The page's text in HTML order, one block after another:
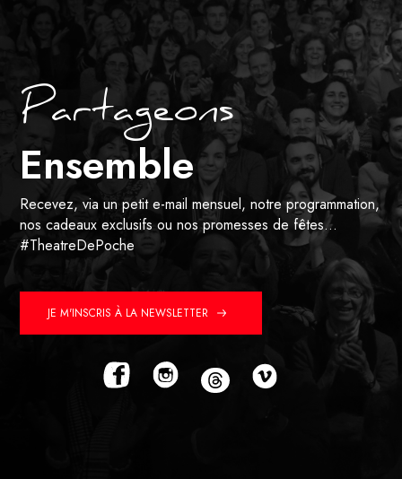
Partageons
Ensemble
Recevez, via un petit e-mail mensuel, notre programmation,
nos cadeaux exclusifs ou nos promesses de fêtes…
#TheatreDePoche
JE M'INSCRIS À LA NEWSLETTER